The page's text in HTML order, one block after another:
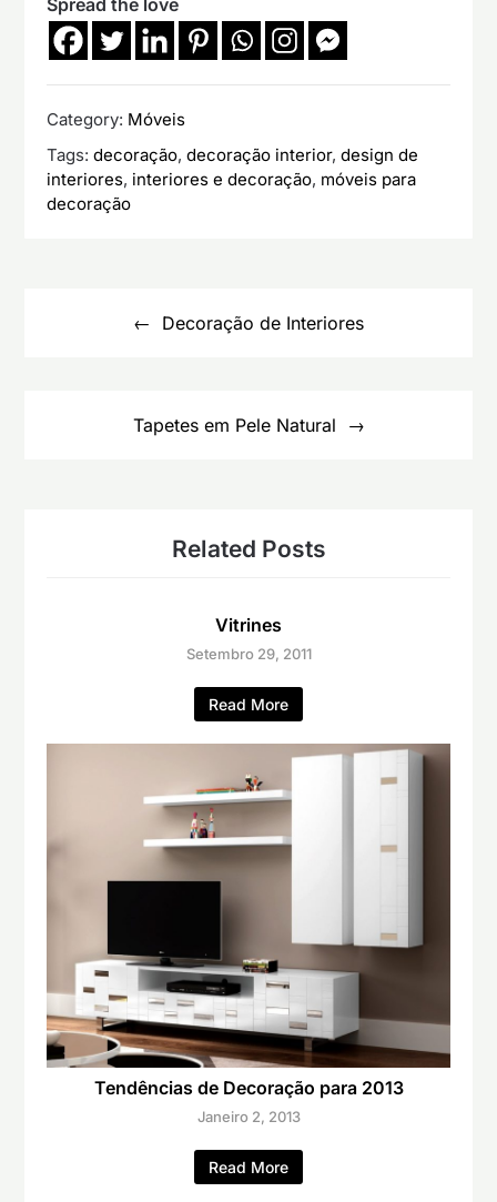
Spread the love
Category: Móveis
Tags:decoração,decoração interior,design de
interiores, interiores e decoração, móveis para
decoração
Decoração de Interiores
Tapetes em Pele Natural
Related Posts
Vitrines
Setembro 29, 2011
Read More
Tendências de Decoração para 2013
Janeiro 2, 2013
Read More